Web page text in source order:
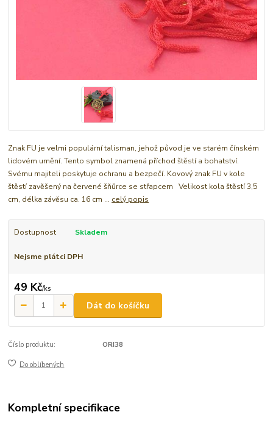
Znak FU je velmi populární talisman, jehož původ je ve starém čínském
lidovém umění. Tento symbol znamená příchod štěstí a bohatství.
Svému majiteli poskytuje ochranu a bezpečí. Kovový znak FU v kole
štěstí zavěšený na červené šňůrce se střapcem Velikost kola štěstí 3,5
cm, délka závěsu ca. 16 cm ... celý popis
Dostupnost Skladem
Nejsme plátci DPH
49 Kč/ks
Dát do košíčku
Číslo produktu: ORI38
Do oblíbených
Kompletní specifikace